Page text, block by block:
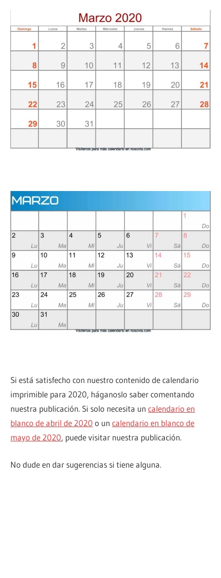
Si está satisfecho con nuestro contenido de calendario
imprimible para 2020, háganoslo saber comentando
nuestra publicación. Si solo necesita uncalendario en
blanco de abril de 2020 o uncalendario en blanco de
mayo de 2020, puede visitar nuestra publicación.
No dude en dar sugerencias si tiene alguna.